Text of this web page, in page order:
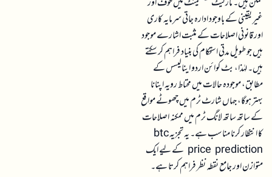
غیر یقینی کے باوجود ادارہ جاتی سرمایہ کاری
اور قانونی اصلاحات کے مثبت اشارے موجود
ہیں جو طویل مدتی استحکام کی بنیاد فراہم کر سکتے
ہیں۔ لہٰذا، بٹ کوائن اردو اینالیسس کے
مطابق، موجودہ حالات میں محتاط رویہ اپنانا
بہتر ہوگا، جہاں شارٹ ٹرم میں چھوٹے مواقع
کے ساتھ ساتھ لانگ ٹرم میں ممکنہ اصلاحات
کا انتظار کرنا مناسب ہے۔ یہ تجزیہ btc
price prediction کے لیے ایک
متوازن اور جامع نقطہ نظر فراہم کرتا ہے۔